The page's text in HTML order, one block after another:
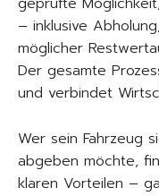
– inklusive
möglicher
Der gesamte
und verbindet
Wer sein Fahrzeug
abgeben möchte,
klaren Vorteilen –